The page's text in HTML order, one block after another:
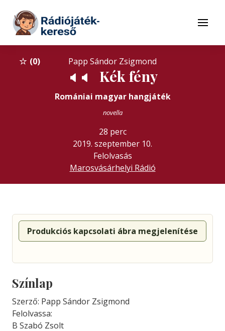
Tovább a tartalomhoz
Menü
0 Papp Sándor Zsigmond
🔈 🔈 Kék fény
Romániai magyar hangjáték
novella
28 perc
2019. szeptember 10.
Felolvasás
Marosvásárhelyi Rádió
Produkciós kapcsolati ábra megjelenítése
Színlap
Szerző: Papp Sándor Zsigmond
Felolvassa:
B Szabó Zsolt